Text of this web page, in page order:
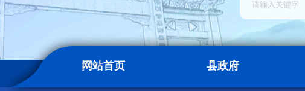
网站首页 县政府